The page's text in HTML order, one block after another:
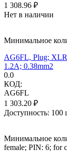
1 308.96 ₽
Нет в наличии
Минимальное
AG6FL, Plug;
1.2A; 0.38mm2
0.0
КОД:
AG6FL
1 303.20 ₽
Доступность: 100
Минимальное
female; PIN: 6; for